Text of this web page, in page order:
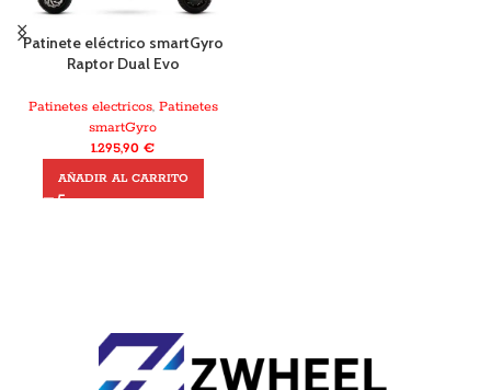
Patinete eléctrico smartGyro
Raptor Dual Evo
Patinetes electricos, Patinetes
smartGyro
1.295,90 €
AÑADIR AL CARRITO